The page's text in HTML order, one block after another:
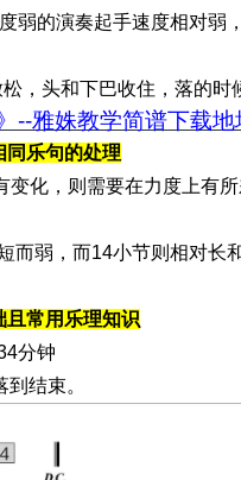
的演奏起手速度相对弱
头和下巴收住，落的时
--雅姝教学简谱下载地
同乐句的处理
化，则需要在力度上有
弱，而14小节则相对长
且常用乐理知识
分钟
结束。